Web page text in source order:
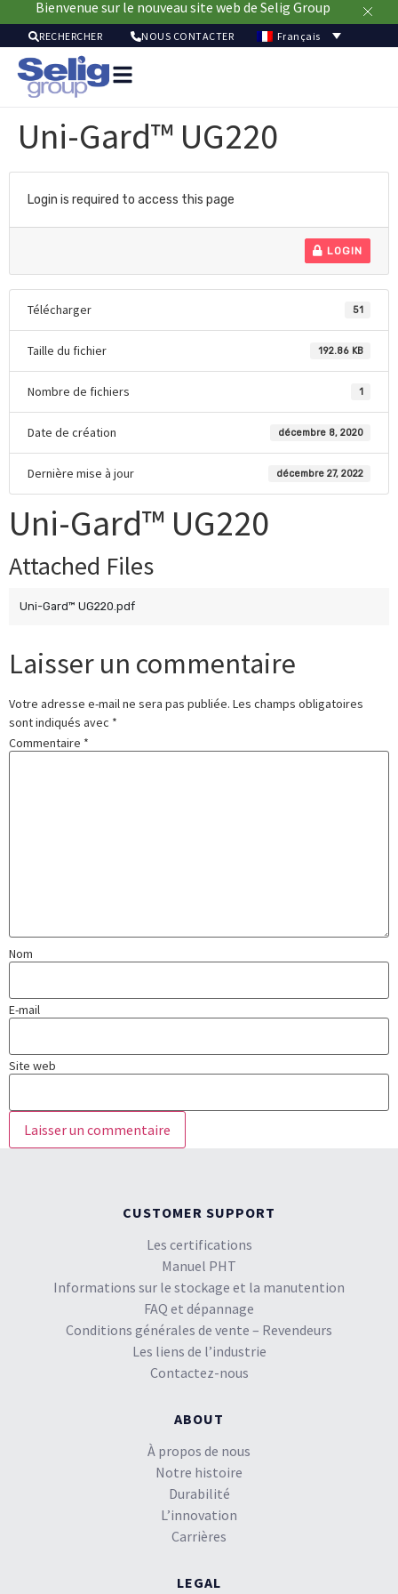
Bienvenue sur le nouveau site web de Selig Group
RECHERCHER NOUS CONTACTER Français
Uni-Gard™ UG220
Login is required to access this page
LOGIN
Télécharger 51
Taille du fichier 192.86 KB
Nombre de fichiers 1
Date de création décembre 8, 2020
Dernière mise à jour décembre 27, 2022
Uni-Gard™ UG220
Attached Files
Uni-Gard™ UG220.pdf
Laisser un commentaire
Votre adresse e-mail ne sera pas publiée. Les champs obligatoires
sont indiqués avec *
Commentaire *
Nom
E-mail
Site web
CUSTOMER SUPPORT
Les certifications
Manuel PHT
Informations sur le stockage et la manutention
FAQ et dépannage
Conditions générales de vente – Revendeurs
Les liens de l’industrie
Contactez-nous
ABOUT
À propos de nous
Notre histoire
Durabilité
L’innovation
Carrières
LEGAL